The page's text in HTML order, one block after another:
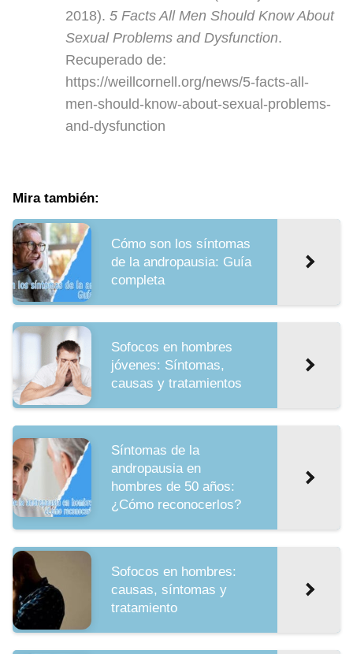
2018). 5 Facts All Men Should Know About
Sexual Problems and Dysfunction.
Recuperado de:
https://weillcornell.org/news/5-facts-all-
men-should-know-about-sexual-problems-
and-dysfunction
Mira también:
Cómo son los síntomas
de la andropausia: Guía
completa
Sofocos en hombres
jóvenes: Síntomas,
causas y tratamientos
Síntomas de la
andropausia en
hombres de 50 años:
¿Cómo reconocerlos?
Sofocos en hombres:
causas, síntomas y
tratamiento